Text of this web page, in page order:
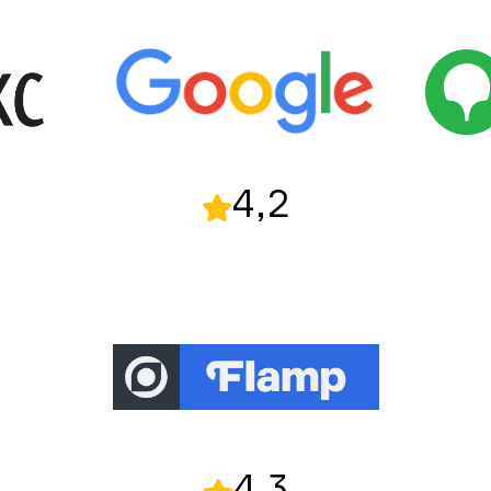
4,2